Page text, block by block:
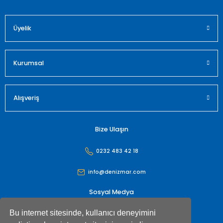
Bu internet sitesinde, kullanıcı deneyimini
Üyelik
Kurumsal
Alışveriş
Bize Ulaşın
0232 483 42 18
info@denizmar.com
Sosyal Medya